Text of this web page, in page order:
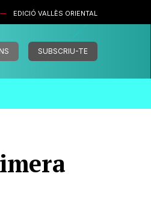
EDICIÓ VALLÈS ORIENTAL
SUBSCRIU-TE